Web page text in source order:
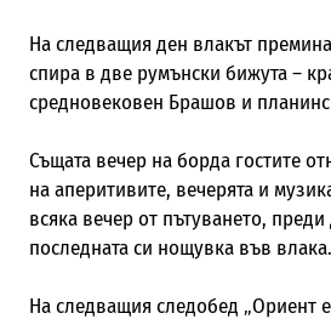
На следващия ден влакът
спира в две румънски бижута –
средновековен Брашов и
Същата вечер на борда гостите
на аперитивите, вечерята и
всяка вечер от пътуването,
последната си нощувка във влака.
На следващия следобед „Ориент